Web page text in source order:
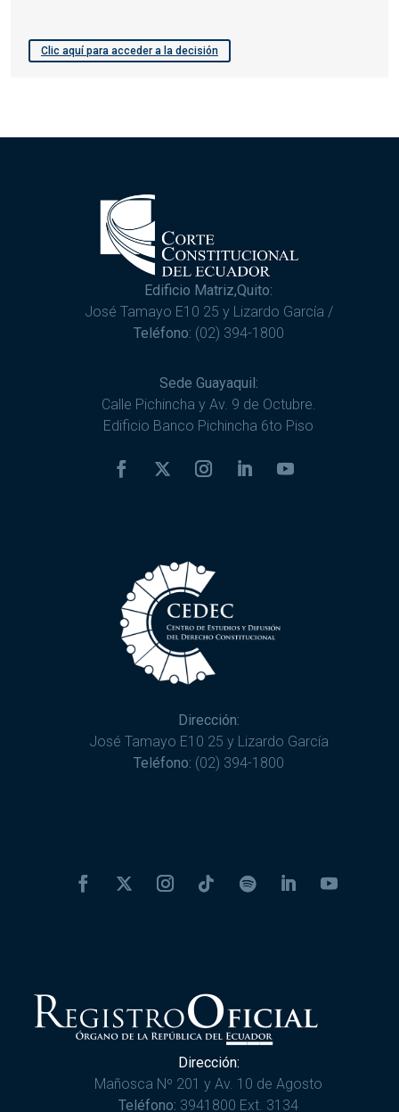
Clic aquí para acceder a la decisión
Edificio Matriz,Quito:
José Tamayo E10 25 y Lizardo García /
Teléfono: (02) 394-1800
Sede Guayaquil:
Calle Pichincha y Av. 9 de Octubre.
Edificio Banco Pichincha 6to Piso
Dirección:
José Tamayo E10 25 y Lizardo García
Teléfono: (02) 394-1800
Dirección:
Mañosca Nº 201 y Av. 10 de Agosto
Teléfono: 3941800 Ext. 3134